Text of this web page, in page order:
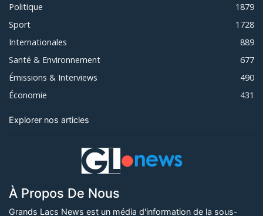
Politique
1879
Sport
1728
Internationales
889
Santé & Environnement
677
Émissions & Interviews
490
Économie
431
Explorer nos articles
À Propos De Nous
Grands Lacs News est un média d'information de la sous-